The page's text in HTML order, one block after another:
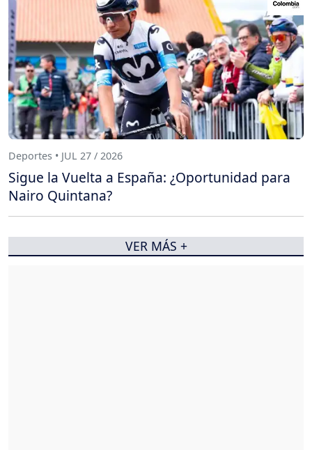
Deportes • JUL 27 / 2026
Sigue la Vuelta a España: ¿Oportunidad para
Nairo Quintana?
VER MÁS +